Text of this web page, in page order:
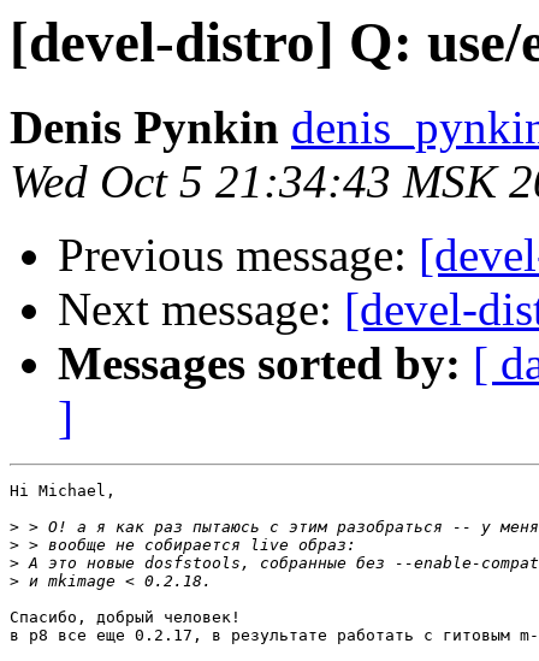
[devel-distro] Q:
Denis Pynkin
Wed Oct 5 21:34:43 MSK
Previous message:
Next message: [devel-
Messages sorted by: [
]
Hi Michael,
>
>
>
>
Спасибо, добрый человек!
в p8 все еще 0.2.17, в результате работать с гитовым